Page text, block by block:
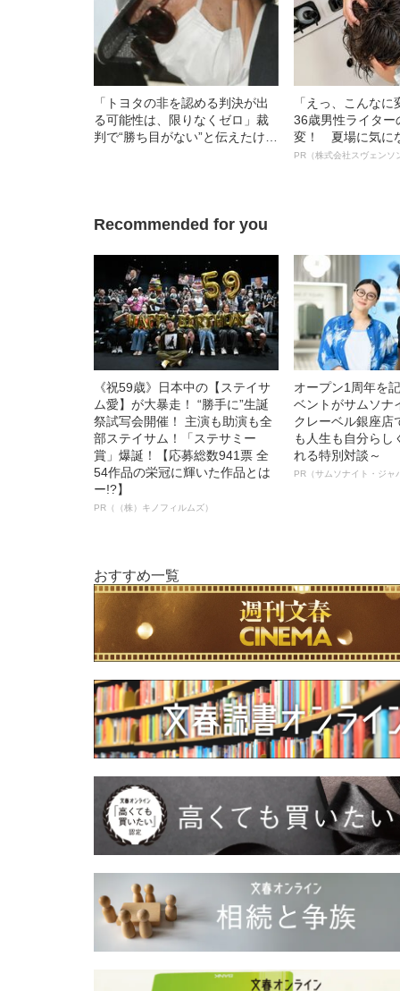
「トヨタの非を認める判決が出
る可能性は、限りなくゼロ」裁
判で“勝ち目がない”と伝えたけれ
「えっ、こんな
36歳男性ライター
変！ 夏場に気に
オイ”や“ベタつき
PR（株式会社スヴェンソ
Recommended for you
《祝59歳》日本中の【ステイサ
ム愛】が大暴走！ “勝手に”生誕
祭試写会開催！ 主演も助演も全
部ステイサム！「ステサミー
賞」爆誕！【応募総数941票 全
54作品の栄冠に輝いた作品とは
ー!?】
PR（（株）キノフィルムズ）
オープン1周年を
ベントがサムソナ
クレーベル銀座
も人生も自分らし
れる特別対談～
PR（サムソナイト・ジャ
おすすめ一覧